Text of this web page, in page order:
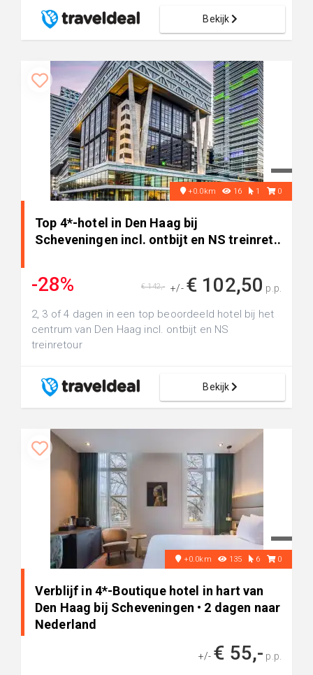
Bekijk
+0.0km 16 1 0
Top 4*-hotel in Den Haag bij
Scheveningen incl. ontbijt en NS treinret..
-28% +/- € 102,50 p.p.
€ 142,-
2, 3 of 4 dagen in een top beoordeeld hotel bij het
centrum van Den Haag incl. ontbijt en NS
treinretour
Bekijk
+0.0km 135 6 0
Verblijf in 4*-Boutique hotel in hart van
Den Haag bij Scheveningen • 2 dagen naar
Nederland
+/- € 55,- p.p.